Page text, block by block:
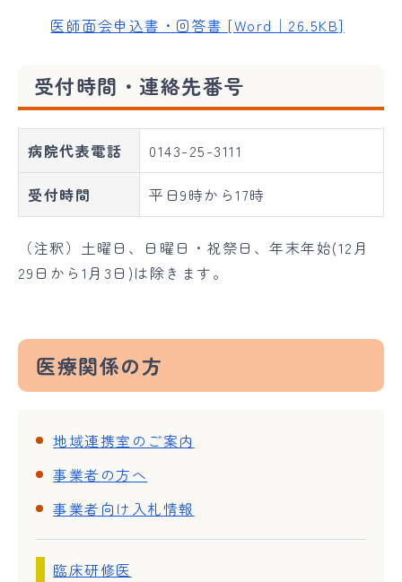
医師面会申込書・回答書 [Word｜26.5KB]
受付時間・連絡先番号
病院代表電話 0143-25-3111
受付時間 平日9時から17時
（注釈）土曜日、日曜日・祝祭日、年末年始(12月
29日から1月3日)は除きます。
医療関係の方
地域連携室のご案内
事業者の方へ
事業者向け入札情報
臨床研修医